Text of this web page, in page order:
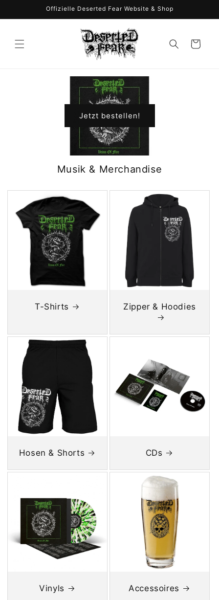
Inhalt
Offizielle Deserted Fear Website & Shop
Warenkorb
Jetzt bestellen!
Musik & Merchandise
T-Shirts Zipper & Hoodies
Hosen & Shorts CDs
Vinyls Accessoires